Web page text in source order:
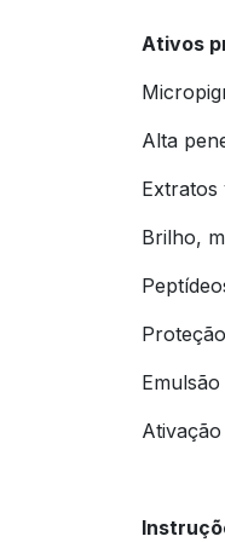
Ativos
Alta
Extratos
Brilho,